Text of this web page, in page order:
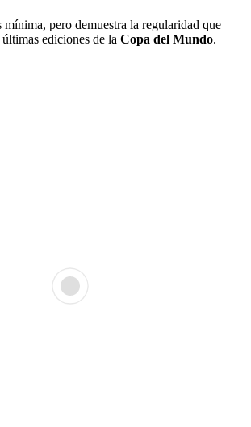
mínima, pero demuestra la regularidad que
ediciones de la Copa del Mundo.